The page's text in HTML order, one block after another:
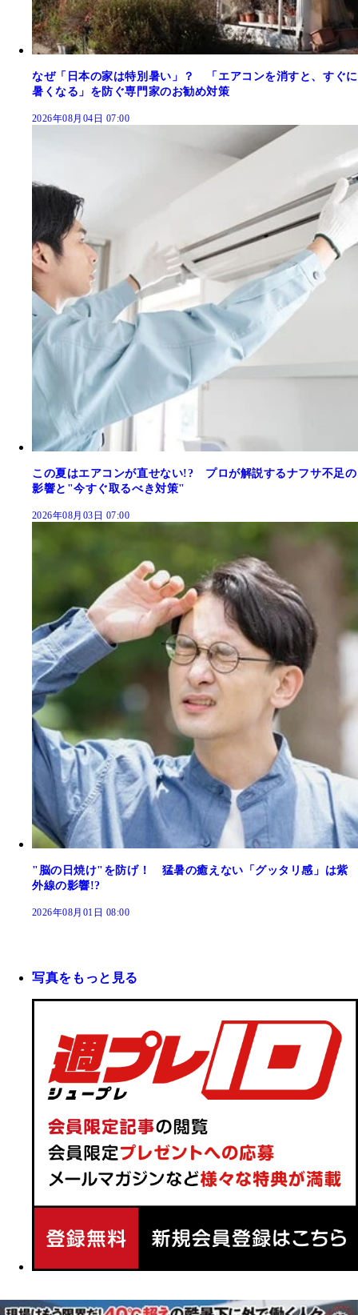
なぜ「日本の家は特別暑い」？ 「エアコンを消すと、すぐに
暑くなる」を防ぐ専門家のお勧め対策
2026年08月04日 07:00
この夏はエアコンが直せない!? プロが解説するナフサ不足の
影響と"今すぐ取るべき対策"
2026年08月03日 07:00
"脳の日焼け"を防げ！ 猛暑の癒えない「グッタリ感」は紫
外線の影響!?
2026年08月01日 08:00
写真をもっと見る